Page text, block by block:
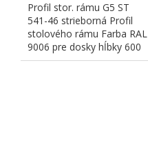
Profil stor. rámu G5 ST
541-46 strieborná Profil
stolového rámu Farba RAL
9006 pre dosky hĺbky 600
mm Rozmery:...